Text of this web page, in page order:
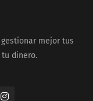
mejor tus
dinero.